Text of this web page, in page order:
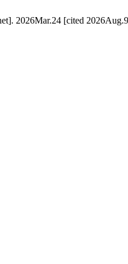
2026Mar.24 [cited